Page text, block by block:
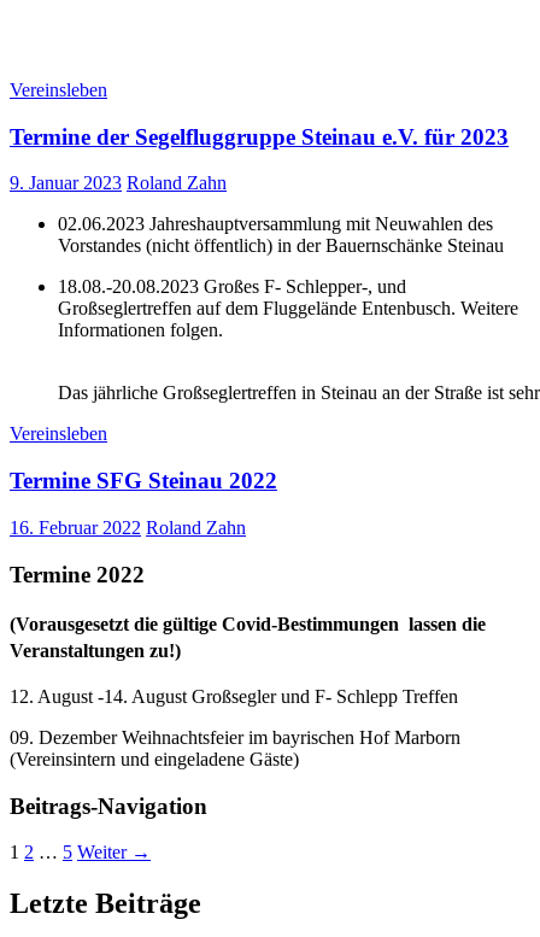
Vereinsleben
Termine der Segelfluggruppe Steinau e.V. für 2023
9. Januar 2023 Roland Zahn
02.06.2023 Jahreshauptversammlung mit Neuwahlen des
Vorstandes (nicht öffentlich) in der Bauernschänke Steinau
18.08.-20.08.2023 Großes F- Schlepper-, und
Großseglertreffen auf dem Fluggelände Entenbusch. Weitere
Informationen folgen.
Das jährliche Großseglertreffen in Steinau an der Straße ist
Vereinsleben
Termine SFG Steinau 2022
16. Februar 2022 Roland Zahn
Termine 2022
(Vorausgesetzt die gültige Covid-Bestimmungen lassen die
Veranstaltungen zu!)
12. August -14. August Großsegler und F- Schlepp Treffen
09. Dezember Weihnachtsfeier im bayrischen Hof Marborn
(Vereinsintern und eingeladene Gäste)
Beitrags-Navigation
1 2 … 5 Weiter →
Letzte Beiträge